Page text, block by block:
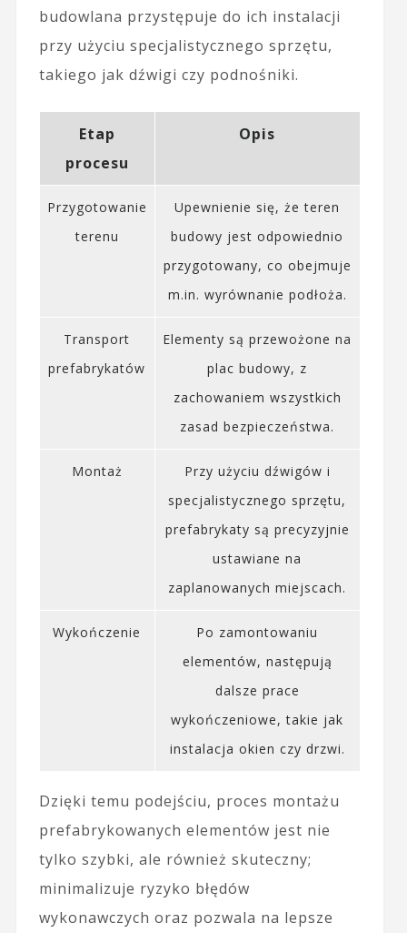
budowlana przystępuje do ich instalacji
przy użyciu specjalistycznego sprzętu,
takiego jak dźwigi czy podnośniki.
Etap
procesu
Opis
Przygotowanie
terenu
Upewnienie się, że teren
budowy jest odpowiednio
przygotowany, co obejmuje
m.in. wyrównanie podłoża.
Transport
prefabrykatów
Elementy są przewożone na
plac budowy, z
zachowaniem wszystkich
zasad bezpieczeństwa.
Montaż
Przy użyciu dźwigów i
specjalistycznego sprzętu,
prefabrykaty są precyzyjnie
ustawiane na
zaplanowanych miejscach.
Wykończenie
Po zamontowaniu
elementów, następują
dalsze prace
wykończeniowe, takie jak
instalacja okien czy drzwi.
Dzięki temu podejściu, proces montażu
prefabrykowanych elementów jest nie
tylko szybki, ale również skuteczny;
minimalizuje ryzyko błędów
wykonawczych oraz pozwala na lepsze